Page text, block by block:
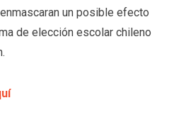
un posible efecto
de elección escolar chileno